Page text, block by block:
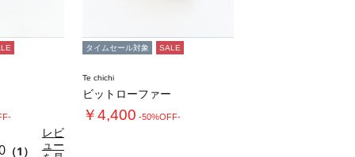
（1）
レビ
ュー
タイムセール対象 SALE
Te chichi
ビットローファー
￥4,400 -50%OFF-